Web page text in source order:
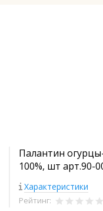
Палантин
100%, шт арт.90-
Характеристики
Рейтинг: